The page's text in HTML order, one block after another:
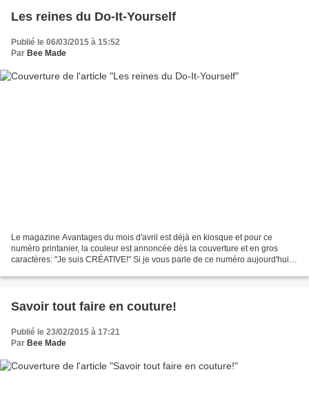
Les reines du Do-It-Yourself
Publié le 06/03/2015 à 15:52
Par Bee Made
Le magazine Avantages du mois d'avril est déjà en kiosque et pour ce
numéro printanier, la couleur est annoncée dès la couverture et en gros
caractères: "Je suis CRÉATIVE!" Si je vous parle de ce numéro aujourd'hui,
Savoir tout faire en couture!
Publié le 23/02/2015 à 17:21
Par Bee Made